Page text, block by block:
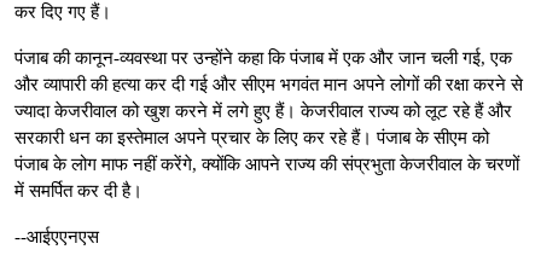
कर दिए गए हैं।
पंजाब की कानून-व्यवस्था पर उन्होंने कहा कि पंजाब में एक और जान चली गई, एक
और व्यापारी की हत्या कर दी गई और सीएम भगवंत मान अपने लोगों की रक्षा करने से
ज्यादा केजरीवाल को खुश करने में लगे हुए हैं। केजरीवाल राज्य को लूट रहे हैं और
सरकारी धन का इस्तेमाल अपने प्रचार के लिए कर रहे हैं। पंजाब के सीएम को
पंजाब के लोग माफ नहीं करेंगे, क्योंकि आपने राज्य की संप्रभुता केजरीवाल के चरणों
में समर्पित कर दी है।
--आईएएनएस